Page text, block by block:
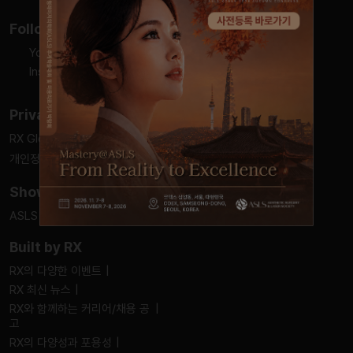
Follow Us
Youtube
Instagram
Privacy Options
RX Global 개인정보 보호정책
쿠키 정책
개인정보 관련문의
쿠키 설정
Show Information
ASLS Korea 입장 정책 지속가능성
Built by RX
RX의 다양한 이벤트
RX 최신 뉴스
RX와 함께하는 커리어/채용 공
고
RX의 다양성과 포용성